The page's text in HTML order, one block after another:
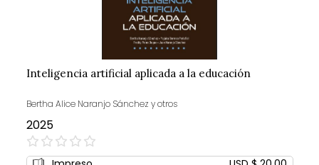
Inteligencia artificial aplicada a la educación
Bertha Alice Naranjo Sánchez y otros
2025
0%